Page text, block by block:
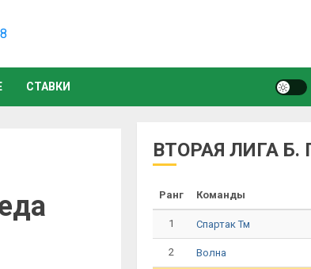
СТАВКИ
ВТОРАЯ ЛИГА Б.
Ранг Команды
1 Спартак Тм
2 Волна